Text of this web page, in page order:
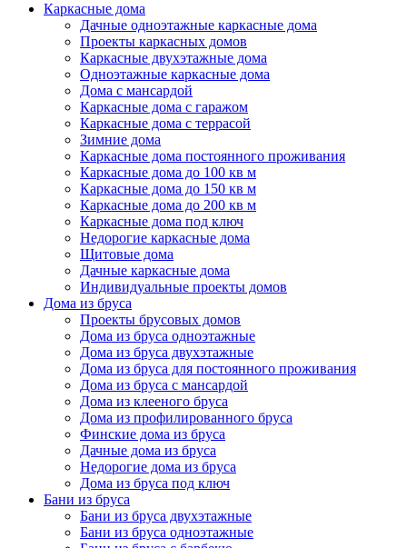
Каркасные дома
Дачные одноэтажные каркасные дома
Проекты каркасных домов
Каркасные двухэтажные дома
Одноэтажные каркасные дома
Дома с мансардой
Каркасные дома с гаражом
Каркасные дома с террасой
Зимние дома
Каркасные дома постоянного проживания
Каркасные дома до 100 кв м
Каркасные дома до 150 кв м
Каркасные дома до 200 кв м
Каркасные дома под ключ
Недорогие каркасные дома
Щитовые дома
Дачные каркасные дома
Индивидуальные проекты домов
Дома из бруса
Проекты брусовых домов
Дома из бруса одноэтажные
Дома из бруса двухэтажные
Дома из бруса для постоянного проживания
Дома из бруса с мансардой
Дома из клееного бруса
Дома из профилированного бруса
Финские дома из бруса
Дачные дома из бруса
Недорогие дома из бруса
Дома из бруса под ключ
Бани из бруса
Бани из бруса двухэтажные
Бани из бруса одноэтажные